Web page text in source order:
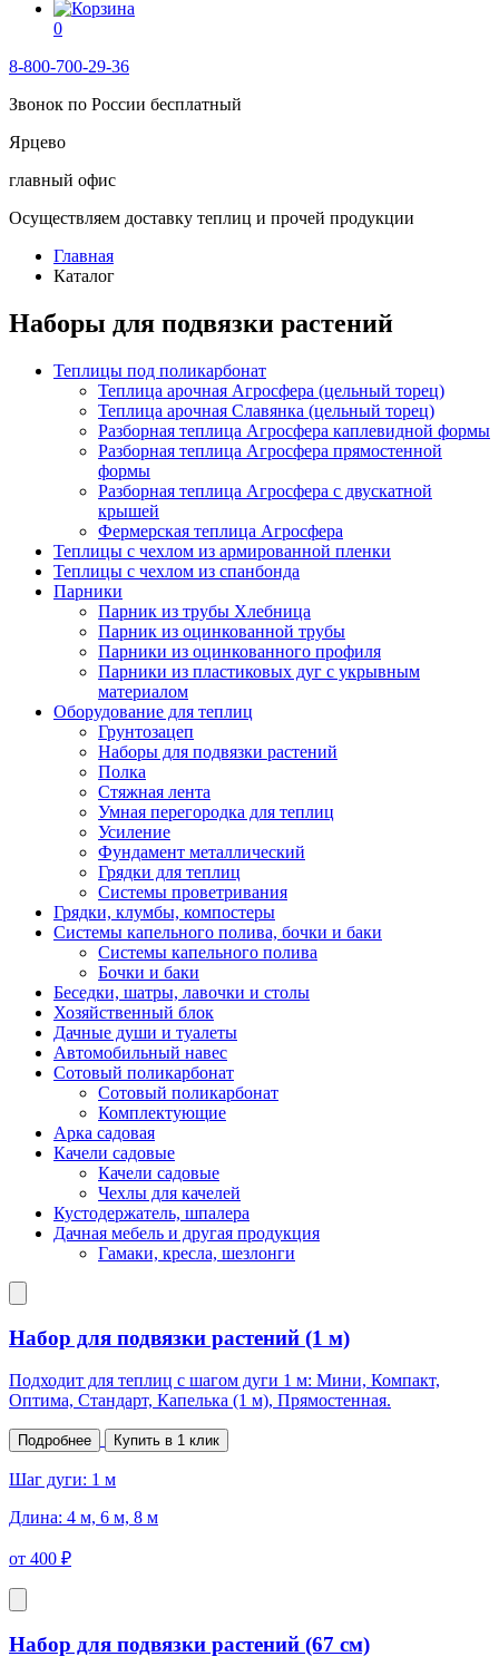
0
8-800-700-29-36
Звонок по России бесплатный
Ярцево
главный офис
Осуществляем доставку теплиц и прочей продукции
Главная
Каталог
Наборы для подвязки растений
Теплицы под поликарбонат
Теплица арочная Агросфера (цельный торец)
Теплица арочная Славянка (цельный торец)
Разборная теплица Агросфера каплевидной формы
Разборная теплица Агросфера прямостенной
формы
Разборная теплица Агросфера с двускатной
крышей
Фермерская теплица Агросфера
Теплицы с чехлом из армированной пленки
Теплицы с чехлом из спанбонда
Парники
Парник из трубы Хлебница
Парник из оцинкованной трубы
Парники из оцинкованного профиля
Парники из пластиковых дуг с укрывным
материалом
Оборудование для теплиц
Грунтозацеп
Наборы для подвязки растений
Полка
Стяжная лента
Умная перегородка для теплиц
Усиление
Фундамент металлический
Грядки для теплиц
Системы проветривания
Грядки, клумбы, компостеры
Системы капельного полива, бочки и баки
Системы капельного полива
Бочки и баки
Беседки, шатры, лавочки и столы
Хозяйственный блок
Дачные души и туалеты
Автомобильный навес
Сотовый поликарбонат
Сотовый поликарбонат
Комплектующие
Арка садовая
Качели садовые
Качели садовые
Чехлы для качелей
Кустодержатель, шпалера
Дачная мебель и другая продукция
Гамаки, кресла, шезлонги
Набор для подвязки растений (1 м)
Подходит для теплиц с шагом дуги 1 м: Мини, Компакт,
Оптима, Стандарт, Капелька (1 м), Прямостенная.
Подробнее Купить в 1 клик
Шаг дуги: 1 м
Длина: 4 м, 6 м, 8 м
от 400 ₽
Набор для подвязки растений (67 см)